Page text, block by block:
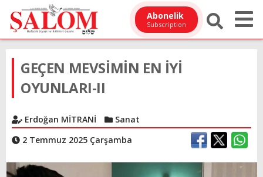
Abonelik
Subscription
GEÇEN MEVSİMİN EN İYİ
OYUNLARI-II
Erdoğan MİTRANİ
Sanat
2 Temmuz 2025 Çarşamba